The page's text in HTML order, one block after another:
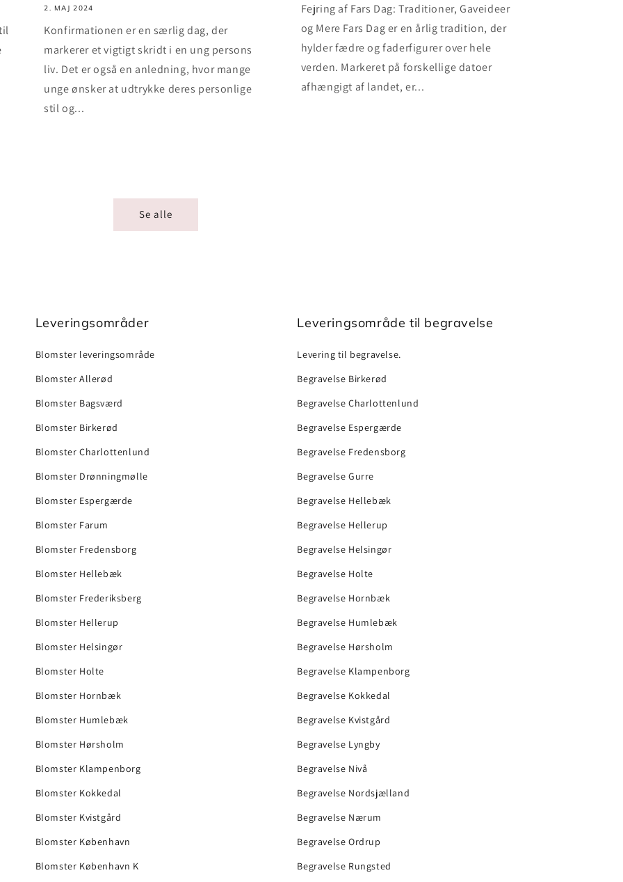
2. MAJ 2024
Konfirmationen er en særlig dag, der
markerer et vigtigt skridt i en ung persons
liv. Det er også en anledning, hvor mange
unge ønsker at udtrykke deres personlige
stil og...
Fejring af Fars Dag: Traditioner, Gaveideer
og Mere Fars Dag er en årlig tradition, der
hylder fædre og faderfigurer over hele
verden. Markeret på forskellige datoer
afhængigt af landet, er...
Se alle
Leveringsområder
Blomster leveringsområde
Blomster Allerød
Blomster Bagsværd
Blomster Birkerød
Blomster Charlottenlund
Blomster Drønningmølle
Blomster Espergærde
Blomster Farum
Blomster Fredensborg
Blomster Hellebæk
Blomster Frederiksberg
Blomster Hellerup
Blomster Helsingør
Blomster Holte
Blomster Hornbæk
Blomster Humlebæk
Blomster Hørsholm
Blomster Klampenborg
Blomster Kokkedal
Blomster Kvistgård
Blomster København
Blomster København K
Leveringsområde til begravelse
Levering til begravelse.
Begravelse Birkerød
Begravelse Charlottenlund
Begravelse Espergærde
Begravelse Fredensborg
Begravelse Gurre
Begravelse Hellebæk
Begravelse Hellerup
Begravelse Helsingør
Begravelse Holte
Begravelse Hornbæk
Begravelse Humlebæk
Begravelse Hørsholm
Begravelse Klampenborg
Begravelse Kokkedal
Begravelse Kvistgård
Begravelse Lyngby
Begravelse Nivå
Begravelse Nordsjælland
Begravelse Nærum
Begravelse Ordrup
Begravelse Rungsted